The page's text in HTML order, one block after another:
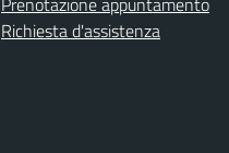
Richiesta d'assistenza